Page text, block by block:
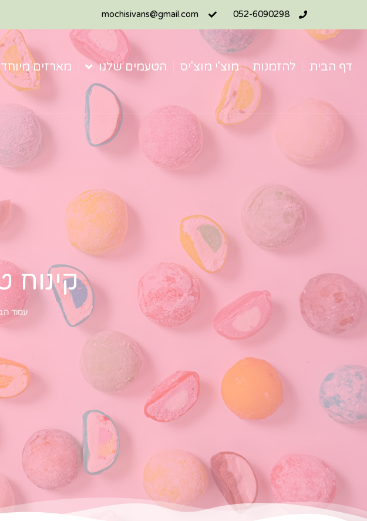
052-6090298
mochisivans@gmail.com
דף הבית להזמנות מוצ'י מוצ'יס הטעמים שלנו מארזים
קינוח
עמוד